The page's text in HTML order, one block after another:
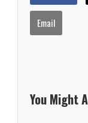
Email
You Might